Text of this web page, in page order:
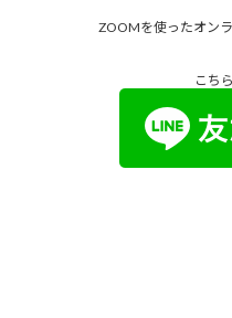
ZOOMを使ったオン
こち